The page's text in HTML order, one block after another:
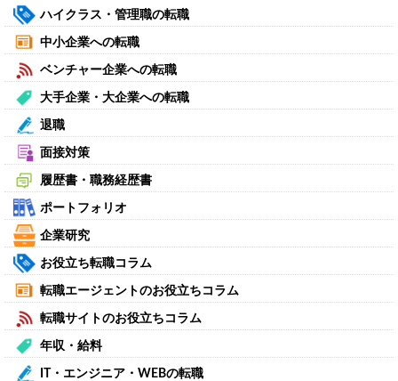
ハイクラス・管理職の転職
中小企業への転職
ベンチャー企業への転職
大手企業・大企業への転職
退職
面接対策
履歴書・職務経歴書
ポートフォリオ
企業研究
お役立ち転職コラム
転職エージェントのお役立ちコラム
転職サイトのお役立ちコラム
年収・給料
IT・エンジニア・WEBの転職